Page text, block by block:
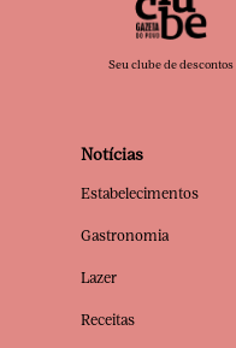
Seu clube de descontos
Notícias
Estabelecimentos
Gastronomia
Lazer
Receitas